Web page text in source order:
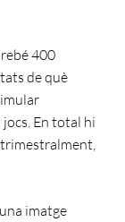
400
de què
jocs. En total hi
imatge